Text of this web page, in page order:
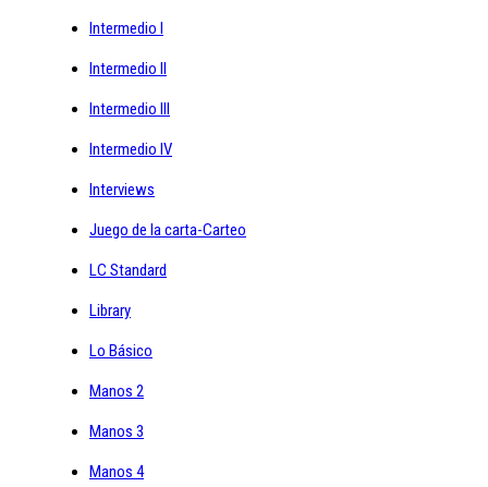
Intermedio I
Intermedio II
Intermedio III
Intermedio IV
Interviews
Juego de la carta-Carteo
LC Standard
Library
Lo Básico
Manos 2
Manos 3
Manos 4